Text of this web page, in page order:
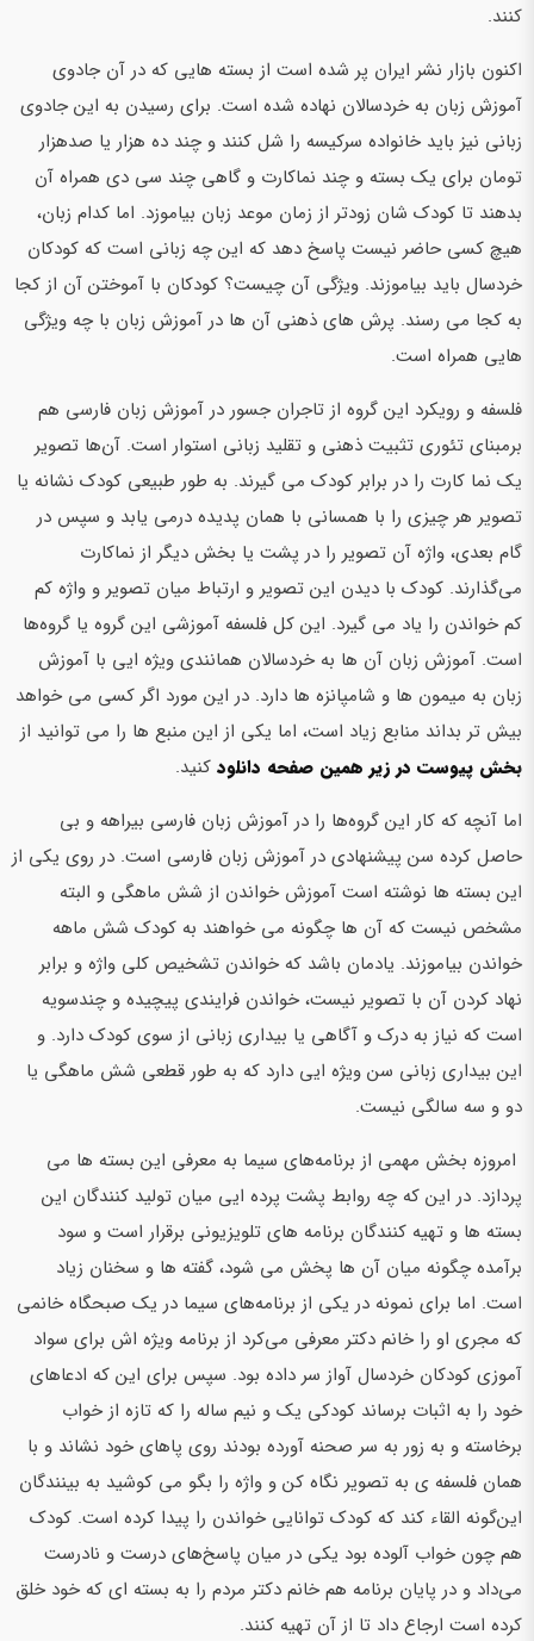
کنند.
اکنون بازار نشر ایران پر شده است از بسته هایی که در آن جادوی
آموزش زبان به خردسالان نهاده شده است. برای رسیدن به این جادوی
زبانی نیز باید خانواده سرکیسه را شل کنند و چند ده هزار یا صدهزار
تومان برای یک بسته و چند نماکارت و گاهی چند سی دی همراه آن
بدهند تا کودک شان زودتر از زمان موعد زبان بیاموزد. اما کدام زبان،
هیچ کسی حاضر نیست پاسخ دهد که این چه زبانی است که کودکان
خردسال باید بیاموزند. ویژگی آن چیست؟ کودکان با آموختن آن از کجا
به کجا می رسند. پرش های ذهنی آن ها در آموزش زبان با چه ویژگی
هایی همراه است.
فلسفه و رویکرد این گروه از تاجران جسور در آموزش زبان فارسی هم
برمبنای تئوری تثبیت ذهنی و تقلید زبانی استوار است. آن‌ها تصویر
یک نما کارت را در برابر کودک می گیرند. به طور طبیعی کودک نشانه یا
تصویر هر چیزی را با همسانی با همان پدیده درمی یابد و سپس در
گام بعدی، واژه آن تصویر را در پشت یا بخش دیگر از نماکارت
می‌گذارند. کودک با دیدن این تصویر و ارتباط میان تصویر و واژه کم
کم خواندن را یاد می گیرد. این کل فلسفه آموزشی این گروه یا گروه‌ها
است. آموزش زبان آن ها به خردسالان همانندی ویژه ایی با آموزش
زبان به میمون ها و شامپانزه ها دارد. در این مورد اگر کسی می خواهد
بیش تر بداند منابع زیاد است، اما یکی از این منبع ها را می توانید از
بخش پیوست در زیر همین صفحه دانلود کنید.
اما آنچه که کار این گروه‌ها را در آموزش زبان فارسی بیراهه و بی
حاصل کرده سن پیشنهادی در آموزش زبان فارسی است. در روی یکی از
این بسته ها نوشته است آموزش خواندن از شش ماهگی و البته
مشخص نیست که آن ها چگونه می خواهند به کودک شش ماهه
خواندن بیاموزند. یادمان باشد که خواندن تشخیص کلی واژه و برابر
نهاد کردن آن با تصویر نیست، خواندن فرایندی پیچیده و چندسویه
است که نیاز به درک و آگاهی یا بیداری زبانی از سوی کودک دارد. و
این بیداری زبانی سن ویژه ایی دارد که به طور قطعی شش ماهگی یا
دو و سه سالگی نیست.
امروزه بخش مهمی از برنامه‌های سیما به معرفی این بسته ها می
پردازد. در این که چه روابط پشت پرده ایی میان تولید کنندگان این
بسته ها و تهیه کنندگان برنامه های تلویزیونی برقرار است و سود
برآمده چگونه میان آن ها پخش می شود، گفته ها و سخنان زیاد
است. اما برای نمونه در یکی از برنامه‌های سیما در یک صبحگاه خانمی
که مجری او را خانم دکتر معرفی می‌کرد از برنامه ویژه اش برای سواد
آموزی کودکان خردسال آواز سر داده بود. سپس برای این که ادعاهای
خود را به اثبات برساند کودکی یک و نیم ساله را که تازه از خواب
برخاسته و به زور به سر صحنه آورده بودند روی پاهای خود نشاند و با
همان فلسفه ی به تصویر نگاه کن و واژه را بگو می کوشید به بینندگان
این‌گونه القاء کند که کودک توانایی خواندن را پیدا کرده است. کودک
هم چون خواب آلوده بود یکی در میان پاسخ‌های درست و نادرست
می‌داد و در پایان برنامه هم خانم دکتر مردم را به بسته ای که خود خلق
کرده است ارجاع داد تا از آن تهیه کنند.